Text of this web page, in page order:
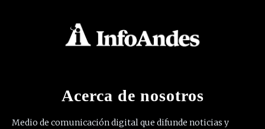
Acerca de nosotros
Medio de comunicación digital que difunde noticias y